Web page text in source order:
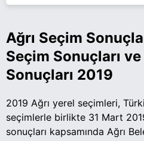
Ağrı Seçim
Seçim Sonuçları
Sonuçları 2019
2019 Ağrı yerel seçimleri,
seçimlerle birlikte 31 Mart
sonuçları kapsamında Ağrı